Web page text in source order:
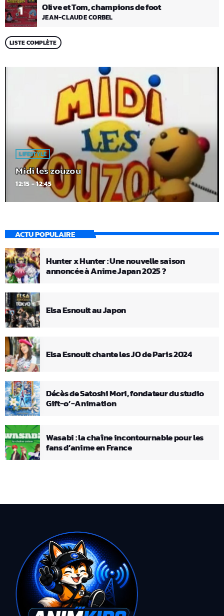
1 Olive et Tom, champions de foot
JEAN-CLAUDE CORBEL
LISTE COMPLÈTE
LIFESTYLE
Midi les zouzou
12:15 - 12:45
ACTU POPULAIRE
Hunter x Hunter : Une nouvelle saison
annoncée à Anime Japan 2025 ?
Elsa Esnoult au Japon
Elsa Esnoult chante les JO de Paris 2024
Décès de Satoshi Mori, fondateur du studio
Gift-o’-Animation
Wasabi : la chaîne incontournable pour les
fans d’anime en France